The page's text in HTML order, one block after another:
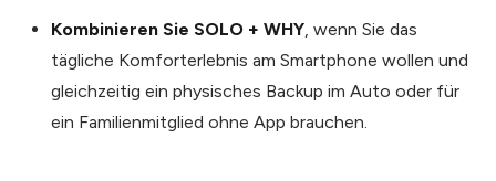
Kombinieren Sie SOLO + WHY, wenn Sie das
tägliche Komfort­erlebnis am Smartphone wollen und
gleichzeitig ein physisches Backup im Auto oder für
ein Familienmitglied ohne App brauchen.